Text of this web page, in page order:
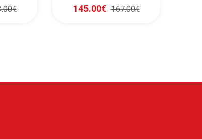
145.00€ 167.00€